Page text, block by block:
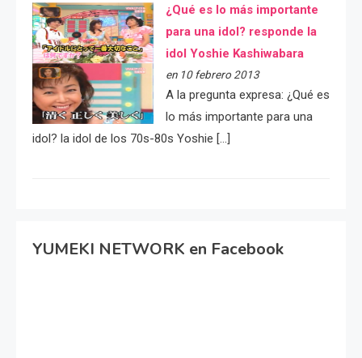
¿Qué es lo más importante
para una idol? responde la
idol Yoshie Kashiwabara
en 10 febrero 2013
A la pregunta expresa: ¿Qué es
lo más importante para una
idol? la idol de los 70s-80s Yoshie […]
YUMEKI NETWORK en Facebook